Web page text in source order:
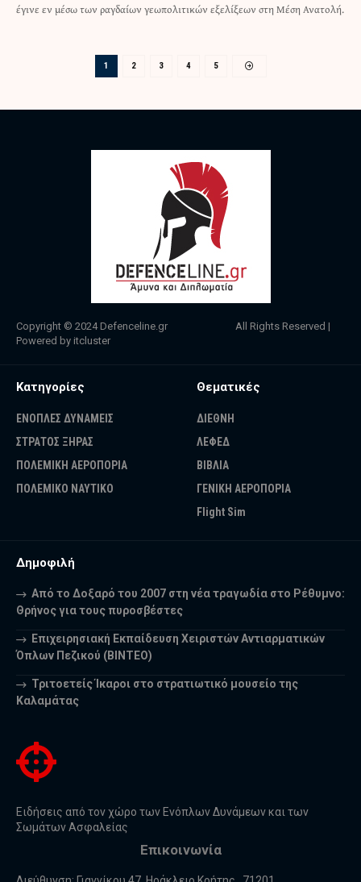
έγινε εν μέσω των ραγδαίων γεωπολιτικών εξελίξεων στη Μέση Ανατολή.
1 2 3 4 5
Copyright © 2024 Defenceline.gr All Rights Reserved |
Powered by itcluster
Κατηγορίες
ΕΝΟΠΛΕΣ ΔΥΝΑΜΕΙΣ
ΣΤΡΑΤΟΣ ΞΗΡΑΣ
ΠΟΛΕΜΙΚΗ ΑΕΡΟΠΟΡΙΑ
ΠΟΛΕΜΙΚΟ ΝΑΥΤΙΚΟ
Θεματικές
ΔΙΕΘΝΗ
ΛΕΦΕΔ
ΒΙΒΛΙΑ
ΓΕΝΙΚΗ ΑΕΡΟΠΟΡΙΑ
Flight Sim
Δημοφιλή
Από το Δοξαρό του 2007 στη νέα τραγωδία στο Ρέθυμνο:
Θρήνος για τους πυροσβέστες
Επιχειρησιακή Εκπαίδευση Χειριστών Αντιαρματικών
Όπλων Πεζικού (ΒΙΝΤΕΟ)
Τριτοετείς Ίκαροι στο στρατιωτικό μουσείο της
Καλαμάτας
Ειδήσεις από τον χώρο των Ενόπλων Δυνάμεων και των
Σωμάτων Ασφαλείας
Επικοινωνία